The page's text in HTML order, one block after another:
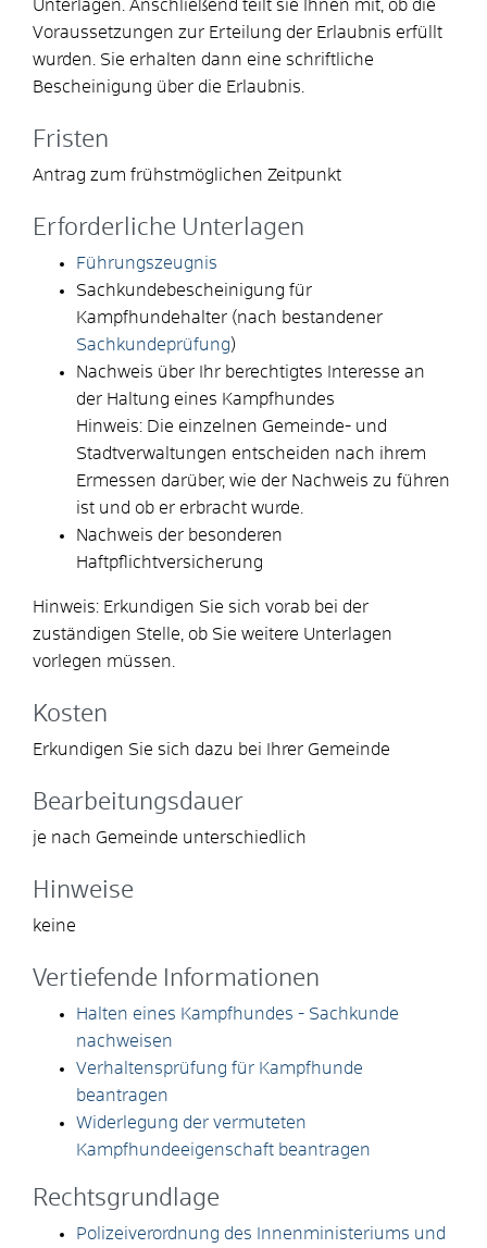
Unterlagen. Anschließend teilt sie Ihnen mit, ob die
Voraussetzungen zur Erteilung der Erlaubnis erfüllt
wurden. Sie erhalten dann eine schriftliche
Bescheinigung über die Erlaubnis.
Fristen
Antrag zum frühstmöglichen Zeitpunkt
Erforderliche Unterlagen
Führungszeugnis
Sachkundebescheinigung für
Kampfhundehalter (nach bestandener
Sachkundeprüfung)
Nachweis über Ihr berechtigtes Interesse an
der Haltung eines Kampfhundes
Hinweis: Die einzelnen Gemeinde- und
Stadtverwaltungen entscheiden nach ihrem
Ermessen darüber, wie der Nachweis zu führen
ist und ob er erbracht wurde.
Nachweis der besonderen
Haftpflichtversicherung
Hinweis: Erkundigen Sie sich vorab bei der
zuständigen Stelle, ob Sie weitere Unterlagen
vorlegen müssen.
Kosten
Erkundigen Sie sich dazu bei Ihrer Gemeinde
Bearbeitungsdauer
je nach Gemeinde unterschiedlich
Hinweise
keine
Vertiefende Informationen
Halten eines Kampfhundes - Sachkunde
nachweisen
Verhaltensprüfung für Kampfhunde
beantragen
Widerlegung der vermuteten
Kampfhundeeigenschaft beantragen
Rechtsgrundlage
Polizeiverordnung des Innenministeriums und